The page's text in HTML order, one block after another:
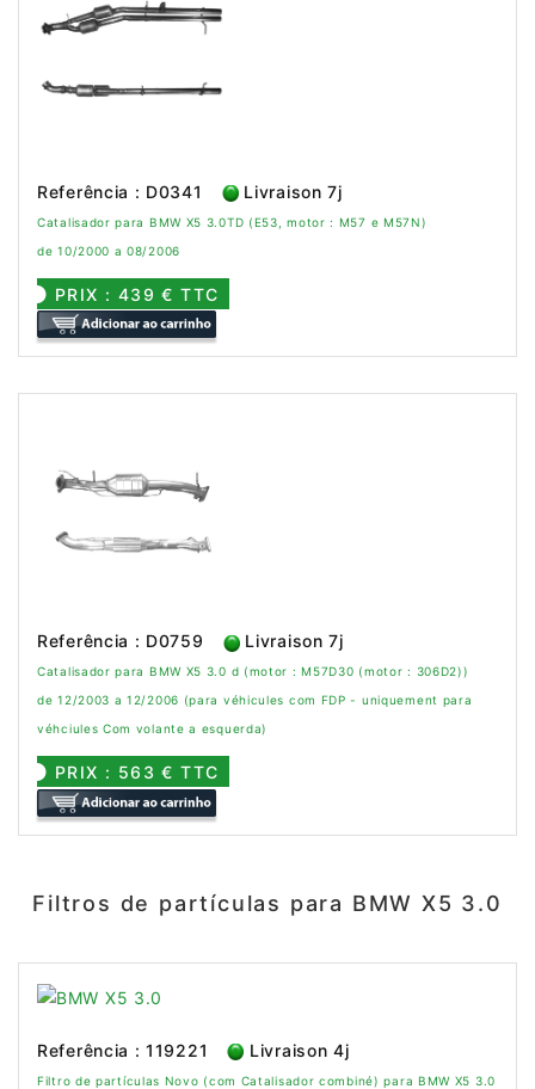
Referência : D0341 Livraison 7j
Catalisador para BMW X5 3.0TD (E53, motor : M57 e M57N)
de 10/2000 a 08/2006
PRIX : 439 € TTC
Referência : D0759 Livraison 7j
Catalisador para BMW X5 3.0 d (motor : M57D30 (motor : 306D2))
de 12/2003 a 12/2006 (para véhicules com FDP - uniquement para
véhciules Com volante a esquerda)
PRIX : 563 € TTC
Filtros de partículas para BMW X5 3.0
Referência : 119221 Livraison 4j
Filtro de partículas Novo (com Catalisador combiné) para BMW X5 3.0